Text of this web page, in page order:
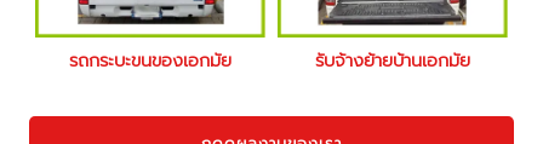
รถกระบะขนของเอกมัย รับจ้างย้ายบ้านเอกมัย